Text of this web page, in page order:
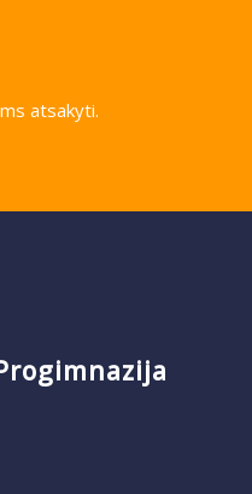
atsakyti.